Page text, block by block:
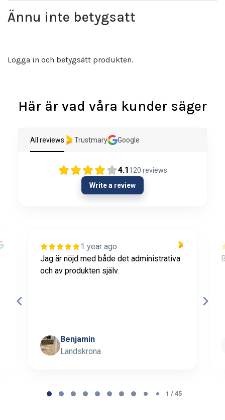
Ännu inte betygsatt
Logga in och betygsätt produkten.
Här är vad våra kunder säger
All reviews Trustmary Google
4.1 120 reviews
Write a review
1 year ago
Jag är nöjd med både det administrativa
och av produkten själv.
Benjamin
Landskrona
1 / 45